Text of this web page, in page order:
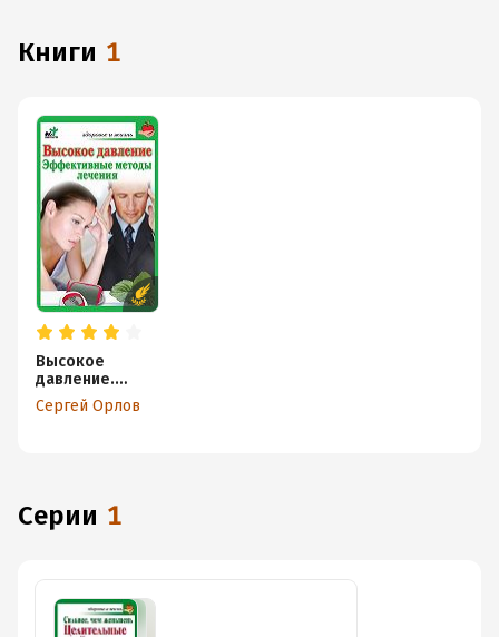
книги 1
Высокое
давление.
Эффективные
методы
Сергей Орлов
Серии 1